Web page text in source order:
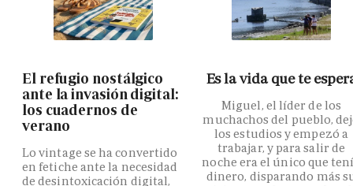
El refugio nostálgico
ante la invasión digital:
los cuadernos de
verano
Lo vintage se ha convertido
en fetiche ante la necesidad
de desintoxicación digital,
Es la vida que te
Miguel, el líder de los
muchachos del pueblo,
los estudios y empezó a
trabajar, y para salir de
noche era el único que
dinero, disparando más